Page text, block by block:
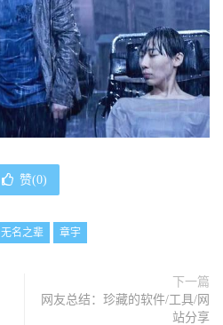
赞(0)
无名之辈 章宇
下一篇
网友总结：珍藏的软件/工具/网
站分享